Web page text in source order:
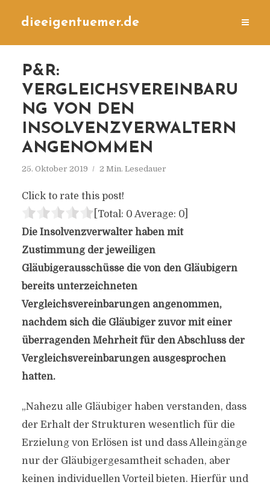
dieeigentuemer.de
P&R:
VERGLEICHSVEREINBARU
NG VON DEN
INSOLVENZVERWALTERN
ANGENOMMEN
25. Oktober 2019 2 Min. Lesedauer
Click to rate this post!
[Total: 0 Average: 0]
Die Insolvenzverwalter haben mit
Zustimmung der jeweiligen
Gläubigerausschüsse die von den Gläubigern
bereits unterzeichneten
Vergleichsvereinbarungen angenommen,
nachdem sich die Gläubiger zuvor mit einer
überragenden Mehrheit für den Abschluss der
Vergleichsvereinbarungen ausgesprochen
hatten.
„Nahezu alle Gläubiger haben verstanden, dass
der Erhalt der Strukturen wesentlich für die
Erzielung von Erlösen ist und dass Alleingänge
nur der Gläubigergesamtheit schaden, aber
keinen individuellen Vorteil bieten. Hierfür und